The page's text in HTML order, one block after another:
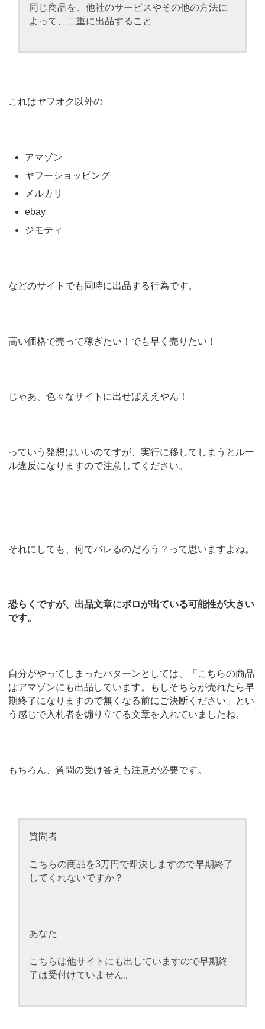
同じ商品を、他社のサービスやその他の方法に
よって、二重に出品すること
これはヤフオク以外の
アマゾン
ヤフーショッピング
メルカリ
ebay
ジモティ
などのサイトでも同時に出品する行為です。
高い価格で売って稼ぎたい！でも早く売りたい！
じゃあ、色々なサイトに出せばええやん！
っていう発想はいいのですが、実行に移してしまうとルー
ル違反になりますので注意してください。
それにしても、何でバレるのだろう？って思いますよね。
恐らくですが、出品文章にボロが出ている可能性が大きい
です。
自分がやってしまったパターンとしては、「こちらの商品
はアマゾンにも出品しています。もしそちらが売れたら早
期終了になりますので無くなる前にご決断ください」とい
う感じで入札者を煽り立てる文章を入れていましたね。
もちろん、質問の受け答えも注意が必要です。
質問者
こちらの商品を3万円で即決しますので早期終了
してくれないですか？
あなた
こちらは他サイトにも出していますので早期終
了は受付けていません。